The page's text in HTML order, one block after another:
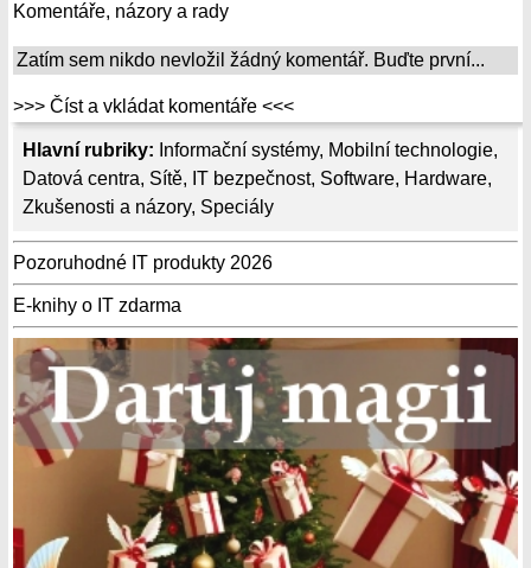
Hlavní rubriky: Informační systémy, Mobilní technologie,
Datová centra, Sítě, IT bezpečnost, Software, Hardware,
Zkušenosti a názory, Speciály
Pozoruhodné IT produkty 2026
E-knihy o IT zdarma
Komentáře, názory a rady
Zatím sem nikdo nevložil žádný komentář. Buďte první...
>>> Číst a vkládat komentáře <<<